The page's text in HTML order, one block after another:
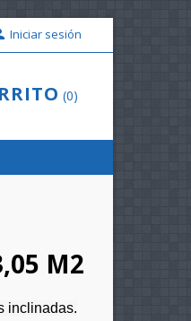
Iniciar sesión
0
M2
inclinadas.